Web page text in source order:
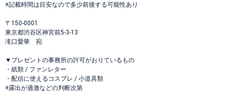
※記載時間は目安なので多少前後する可能性あり
〒150-0001
東京都渋谷区神宮前5-3-13
滝口愛華 宛
▼プレゼントの事務所の許可がおりているもの
・紙類 / ファンレター
・配信に使えるコスプレ / 小道具類
※露出が過激などの判断次第